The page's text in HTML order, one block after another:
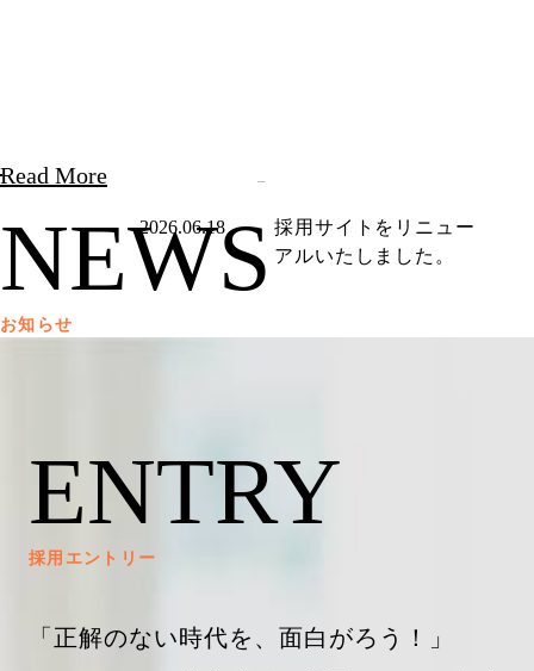
Read More
お知らせ
NEWS
2026.06.18
採用サイトをリニュー
アルいたしました。
採用エントリー
ENTRY
「正解のない時代を、面白がろう！」